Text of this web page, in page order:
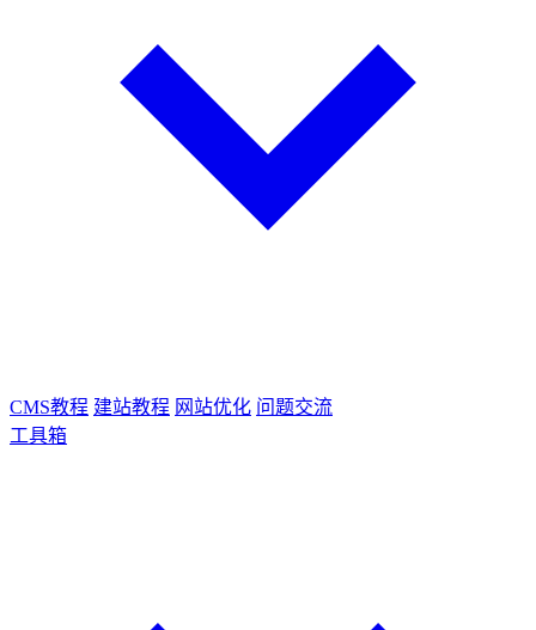
CMS教程 建站教程 网站优化 问题交流
工具箱